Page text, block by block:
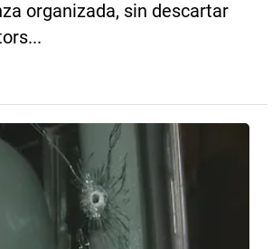
organizada, sin descartar